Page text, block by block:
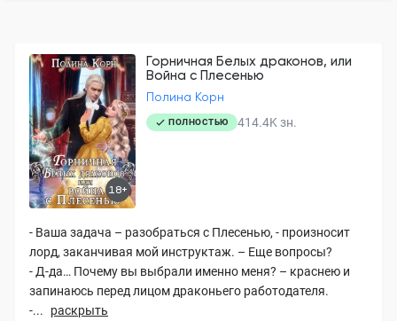
18+
Горничная Белых драконов, или
Война с Плесенью
Полина Корн
ПОЛНОСТЬЮ 414.4K зн.
- Ваша задача – разобраться с Плесенью, - произносит
лорд, заканчивая мой инструктаж. – Еще вопросы?
- Д-да… Почему вы выбрали именно меня? – краснею и
запинаюсь перед лицом драконьего работодателя.
-...
раскрыть